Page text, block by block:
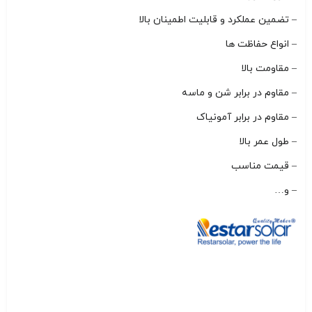
– تضمین عملکرد و قابلیت اطمینان بالا
– انواع حفاظت ها
– مقاومت بالا
– مقاوم در برابر شن و ماسه
– مقاوم در برابر آمونیاک
– طول عمر بالا
– قیمت مناسب
– و…